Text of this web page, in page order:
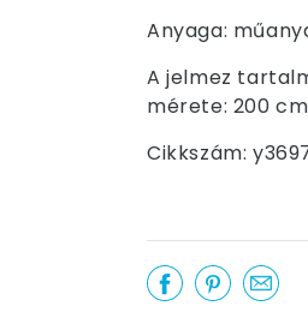
Anyaga:
A jelmez
mérete: 200 cm
Cikkszám: